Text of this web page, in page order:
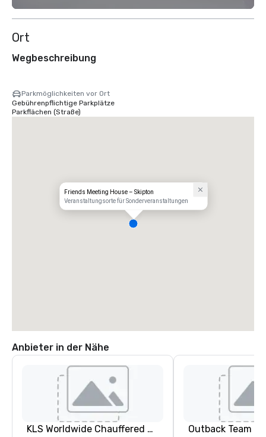
Ort
Wegbeschreibung
Parkmöglichkeiten vor Ort
Gebührenpflichtige Parkplätze
Parkflächen (Straße)
Friends Meeting House – Skipton
Veranstaltungsorte für Sonderveranstaltungen
Anbieter in der Nähe
KLS Worldwide Chauffered Services Outback Team